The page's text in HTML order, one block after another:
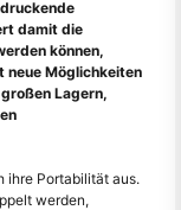
damit die
können,
Möglichkeiten
Lagern,
ihre Portabilität aus.
werden,